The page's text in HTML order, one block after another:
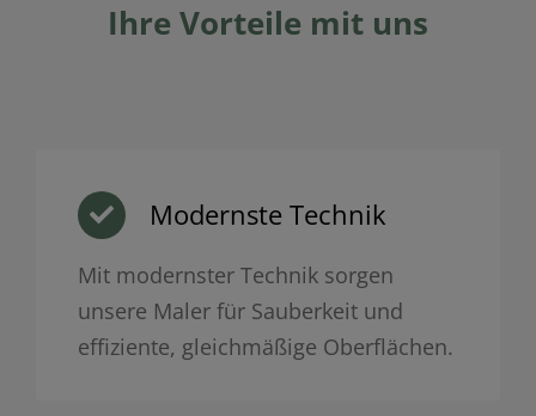
Ihre Vorteile mit uns
Modernste Technik
Mit modernster Technik sorgen
unsere Maler für Sauberkeit und
effiziente, gleichmäßige Oberflächen.